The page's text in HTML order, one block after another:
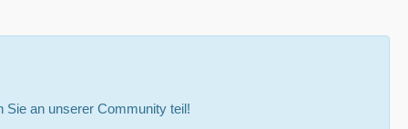
Sie an unserer Community teil!